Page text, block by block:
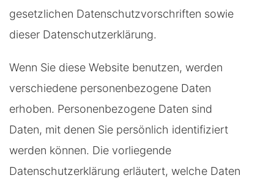
gesetzlichen Datenschutzvorschriften sowie
dieser Datenschutzerklärung.
Wenn Sie diese Website benutzen, werden
verschiedene personenbezogene Daten
erhoben. Personenbezogene Daten sind
Daten, mit denen Sie persönlich identifiziert
werden können. Die vorliegende
Datenschutzerklärung erläutert, welche Daten